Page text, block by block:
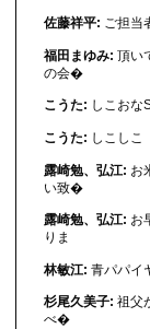
佐藤祥平: ご担当
福田まゆみ: 頂い
の会�
こうた: しこおな
こうた: しこしこ
露崎勉、弘江: お
い致�
露崎勉、弘江: お
りま
林敏江: 青パパイ
杉尾久美子: 祖父
べ�